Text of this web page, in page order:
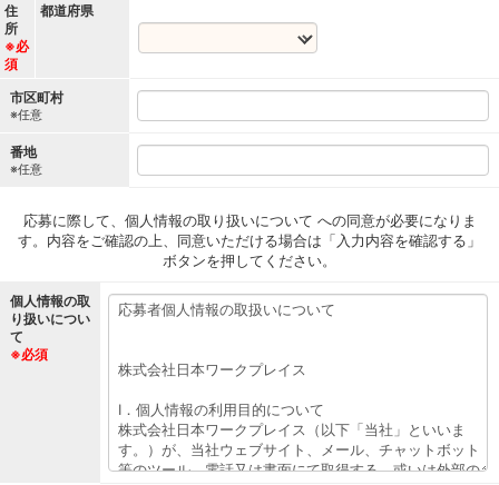
住
所
※必
須
都道府県
市区町村
※任意
番地
※任意
応募に際して、個人情報の取り扱いについて への同意が必要になりま
す。内容をご確認の上、同意いただける場合は「入力内容を確認する」
ボタンを押してください。
個人情報の取
り扱いについ
て
※必須